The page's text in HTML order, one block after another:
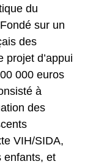
du
sur un
des
projet d’appui
000 euros
à
des
VIH/SIDA,
enfants, et